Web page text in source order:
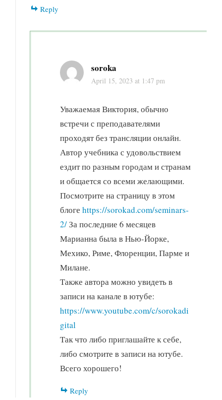
Reply
soroka
April 15, 2023 at 1:47 pm
Уважаемая Виктория, обычно
встречи с преподавателями
проходят без трансляции онлайн.
Автор учебника с удовольствием
ездит по разным городам и странам
и общается со всеми желающими.
Посмотрите на страницу в этом
блоге https://sorokad.com/seminars-
2/За последние 6 месяцев
Марианна была в Нью-Йорке,
Мехико, Риме, Флоренции, Парме и
Милане.
Также автора можно увидеть в
записи на канале в ютубе:
https://www.youtube.com/c/sorokadi
gital
Так что либо приглашайте к себе,
либо смотрите в записи на ютубе.
Всего хорошего!
Reply